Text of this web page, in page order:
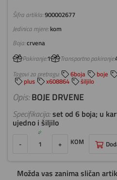
Šifra artikla:900002677
Jedinica mjere: kom
Opis:BOJE DRVENE
Specifikacija:set od 6 boja; u
ujedno i šiljilo
Boja:crvena
Tagovi za pretragu: 6boja boje
plus x608864 šiljilo
Pakiranje:1 Transportno pakiranje:
- + KOM
Možda vas zanima sličan